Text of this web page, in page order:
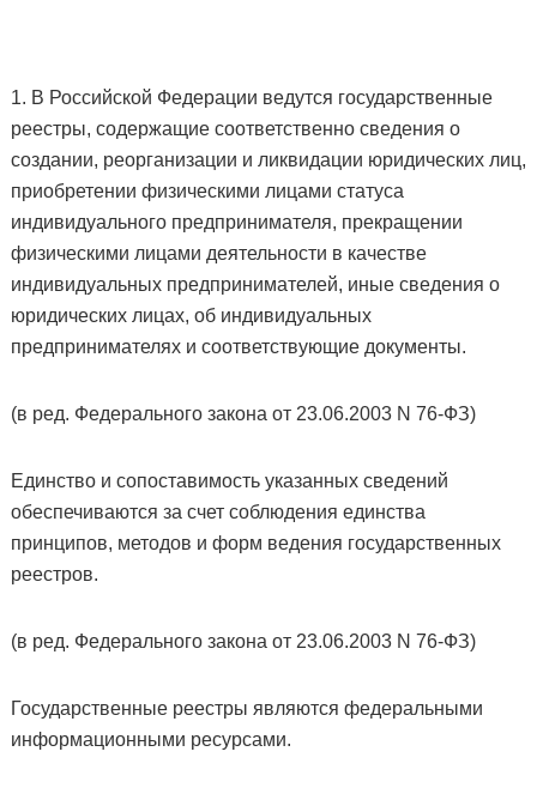
1. В Российской Федерации ведутся государственные
реестры, содержащие соответственно сведения о
создании, реорганизации и ликвидации юридических лиц,
приобретении физическими лицами статуса
индивидуального предпринимателя, прекращении
физическими лицами деятельности в качестве
индивидуальных предпринимателей, иные сведения о
юридических лицах, об индивидуальных
предпринимателях и соответствующие документы.
(в ред. Федерального закона от 23.06.2003 N 76-ФЗ)
Единство и сопоставимость указанных сведений
обеспечиваются за счет соблюдения единства
принципов, методов и форм ведения государственных
реестров.
(в ред. Федерального закона от 23.06.2003 N 76-ФЗ)
Государственные реестры являются федеральными
информационными ресурсами.